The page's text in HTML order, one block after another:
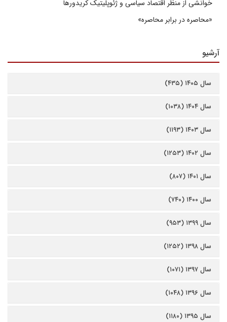
خوانشی از منظر اقتصاد سیاسی و ژئوپلیتیک کریدورها
«محاصره در برابر محاصره»
آرشیو
سال ۱۴۰۵ (۴۳۵)
سال ۱۴۰۴ (۱۰۳۸)
سال ۱۴۰۳ (۱۱۹۳)
سال ۱۴۰۲ (۱۲۵۳)
سال ۱۴۰۱ (۸۰۷)
سال ۱۴۰۰ (۷۴۰)
سال ۱۳۹۹ (۹۵۳)
سال ۱۳۹۸ (۱۲۵۲)
سال ۱۳۹۷ (۱۰۷۱)
سال ۱۳۹۶ (۱۰۴۸)
سال ۱۳۹۵ (۱۱۸۰)